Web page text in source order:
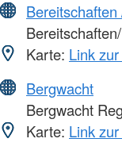
Karte: Link
Bergwacht
Bergwacht
Karte: Link